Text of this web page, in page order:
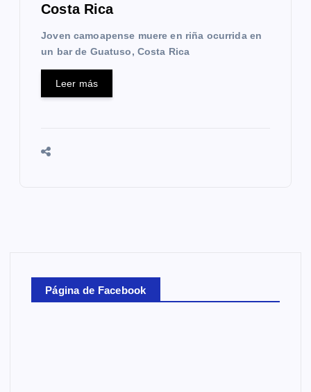
Costa Rica
Joven camoapense muere en riña ocurrida en
un bar de Guatuso, Costa Rica
Leer más
Página de Facebook